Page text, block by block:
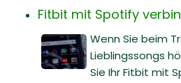
Fitbit mit Spotify
Wenn Sie beim
Lieblingssongs
Sie Ihr Fitbit mit